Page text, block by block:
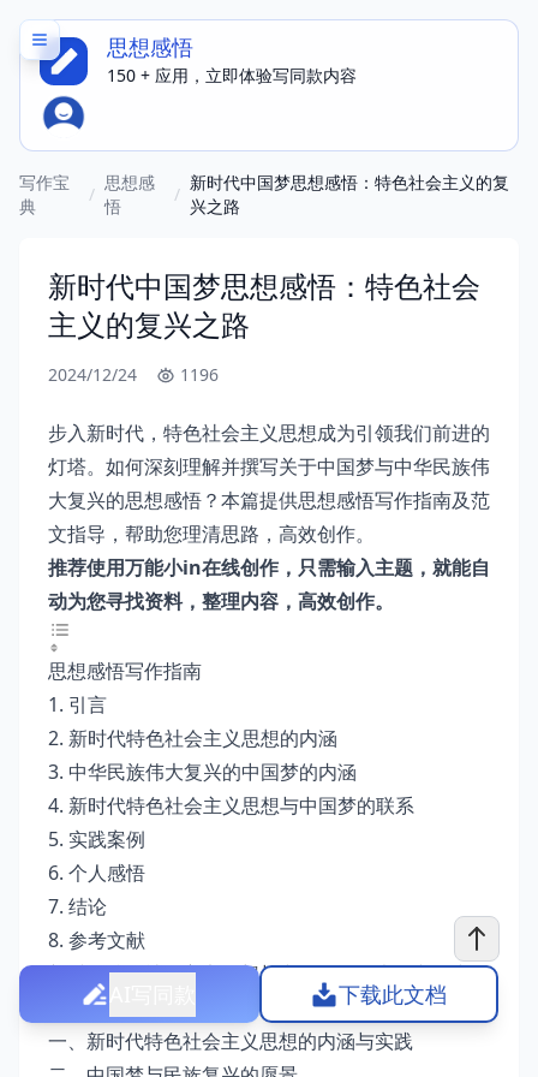
思想感悟
150 + 应用，立即体验写同款内容
写作宝
典
/
思想感
悟
/
新时代中国梦思想感悟：特色社会主义的复
兴之路
新时代中国梦思想感悟：特色社会
主义的复兴之路
2024/12/24 1196
步入新时代，特色社会主义思想成为引领我们前进的
灯塔。如何深刻理解并撰写关于中国梦与中华民族伟
大复兴的思想感悟？本篇提供思想感悟写作指南及范
文指导，帮助您理清思路，高效创作。
推荐使用万能小in在线创作，只需输入主题，就能自
动为您寻找资料，整理内容，高效创作。
思想感悟写作指南
1. 引言
2. 新时代特色社会主义思想的内涵
3. 中华民族伟大复兴的中国梦的内涵
4. 新时代特色社会主义思想与中国梦的联系
5. 实践案例
6. 个人感悟
7. 结论
8. 参考文献
新时代特色社会主义思想与中华民族伟大复兴的中国
梦思想感悟
一、新时代特色社会主义思想的内涵与实践
下载此文档